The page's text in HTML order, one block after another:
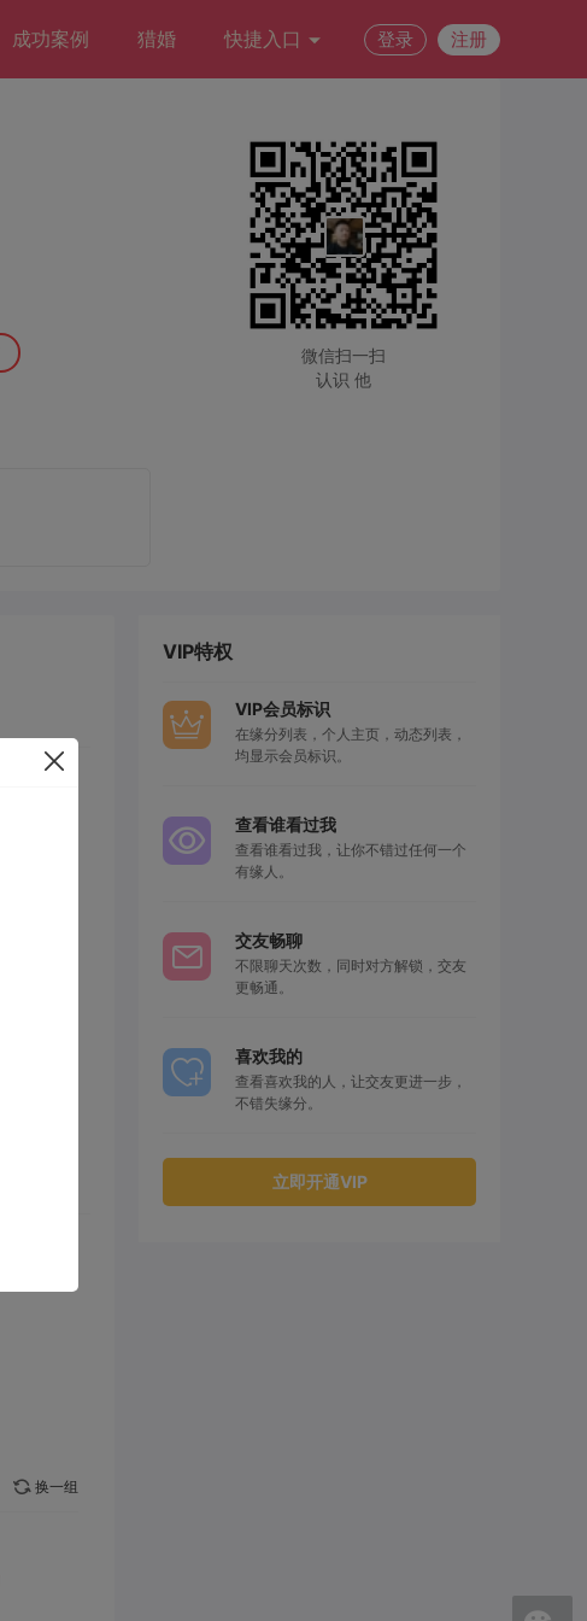
成功案例 猎婚 快捷入口 登录 注册
微信扫一扫
认识 他
换一组
VIP特权
VIP会员标识
在缘分列表，个人主页，动态列表，
均显示会员标识。
查看谁看过我
查看谁看过我，让你不错过任何一个
有缘人。
交友畅聊
不限聊天次数，同时对方解锁，交友
更畅通。
喜欢我的
查看喜欢我的人，让交友更进一步，
不错失缘分。
立即开通VIP